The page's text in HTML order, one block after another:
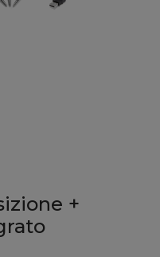
+